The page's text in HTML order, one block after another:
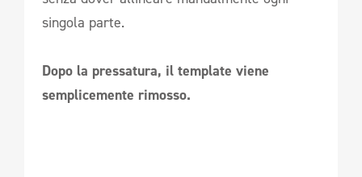
singola parte.
Dopo la pressatura, il template viene
semplicemente rimosso.